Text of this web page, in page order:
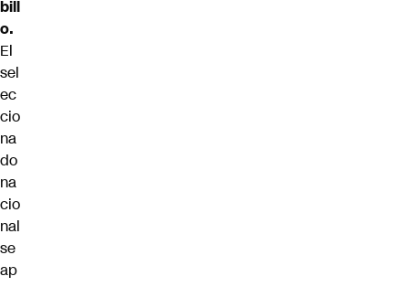
bill
o.
El
sel
ec
cio
na
do
na
cio
nal
se
ap